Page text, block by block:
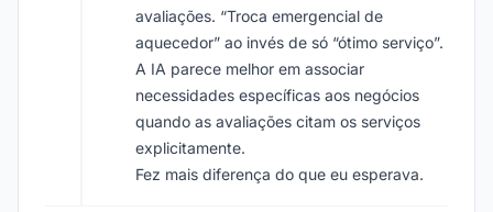
avaliações. “Troca emergencial de
aquecedor” ao invés de só “ótimo serviço”.
A IA parece melhor em associar
necessidades específicas aos negócios
quando as avaliações citam os serviços
explicitamente.
Fez mais diferença do que eu esperava.